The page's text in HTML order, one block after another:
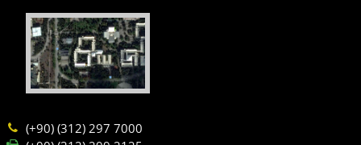
(+90) (312) 297 7000